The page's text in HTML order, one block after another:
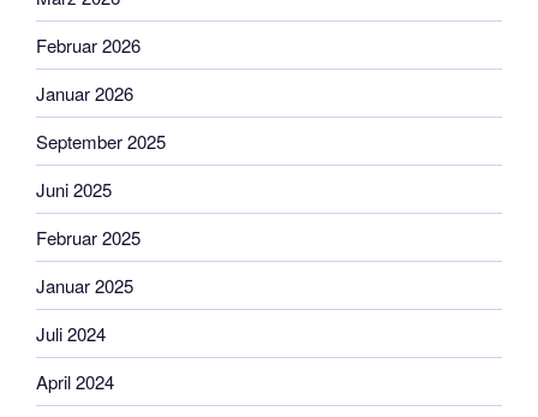
Februar 2026
Januar 2026
September 2025
Juni 2025
Februar 2025
Januar 2025
Juli 2024
April 2024